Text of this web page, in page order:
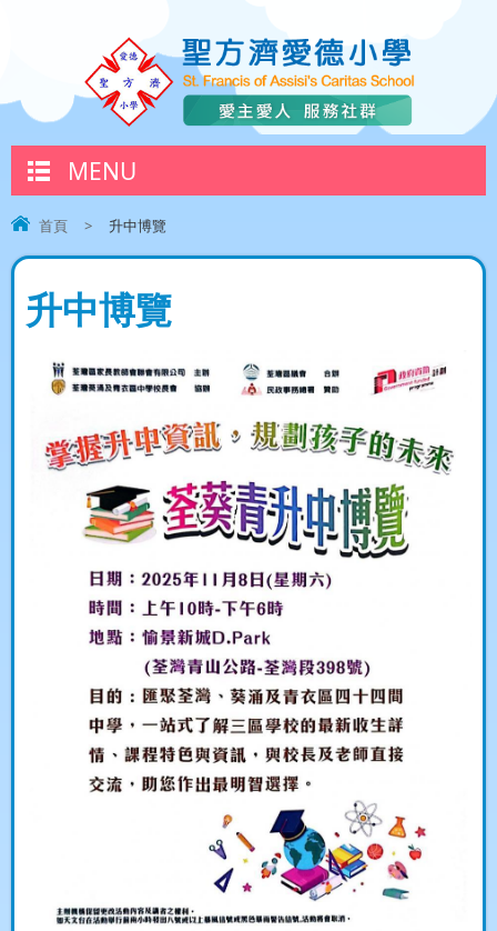
MENU
首頁 > 升中博覽
升中博覽